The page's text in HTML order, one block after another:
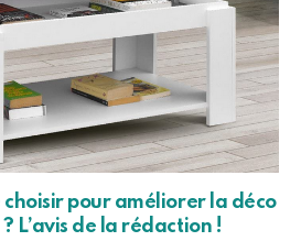
choisir pour améliorer la déco
L’avis de la rédaction !